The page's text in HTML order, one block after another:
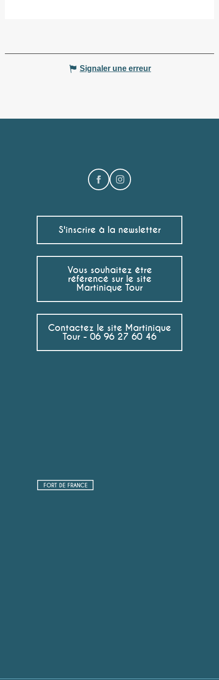
Signaler une erreur
S'inscrire à la newsletter
Vous souhaitez être
référencé sur le site
Martinique Tour
Contactez le site Martinique
Tour - 06 96 27 60 46
FORT DE FRANCE